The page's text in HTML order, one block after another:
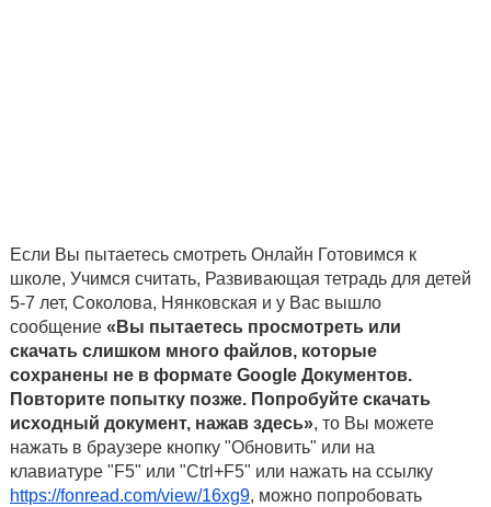
Если Вы пытаетесь смотреть Онлайн Готовимся к
школе, Учимся считать, Развивающая тетрадь для детей
5-7 лет, Соколова, Нянковская и у Вас вышло
сообщение «Вы пытаетесь просмотреть или
скачать слишком много файлов, которые
сохранены не в формате Google Документов.
Повторите попытку позже. Попробуйте скачать
исходный документ, нажав здесь», то Вы можете
нажать в браузере кнопку "Обновить" или на
клавиатуре "F5" или "Ctrl+F5" или нажать на ссылку
https://fonread.com/view/16xg9, можно попробовать